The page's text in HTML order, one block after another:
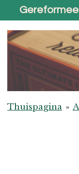
direct
naar
de
hoofdinhoud
Thuispagina »